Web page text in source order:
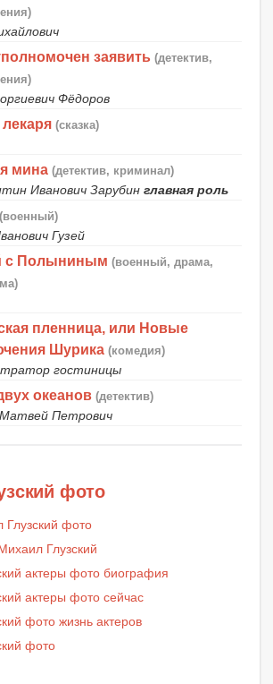
заявить (детектив,
Фёдоров
(сказка)
мина (детектив, криминал)
Иванович Зарубин главная роль
(военный)
Гузей
с Полыниным (военный, драма,
пленница, или Новые
Шурика (комедия)
гостиницы
океанов (детектив)
Петрович
фото